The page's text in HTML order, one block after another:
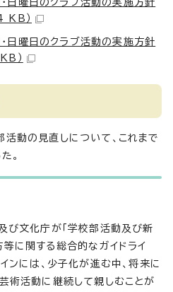
日曜日のクラブ活動の実施方針
KB）
日曜日のクラブ活動の実施方針
）
動の見直しについて、これまで
。
文化庁が「学校部活動及び新
に関する総合的なガイドライ
ンには、少子化が進む中、将来に
術活動に継続して親しむことが